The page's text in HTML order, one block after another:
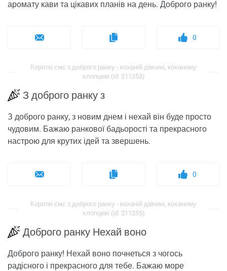
аромату кави та цікавих планів на день. Доброго ранку!
0
Короткі смс з доброго ранку - коханій дівчині, коханому
хлопцеві (id: 211253)
З доброго ранку з
З доброго ранку, з новим днем ​​і нехай він буде просто
чудовим. Бажаю ранкової бадьорості та прекрасного
настрою для крутих ідей та звершень.
0
Короткі смс з доброго ранку - коханій дівчині, коханому
хлопцеві (id: 211255)
Доброго ранку Нехай воно
Доброго ранку! Нехай воно почнеться з чогось
радісного і прекрасного для тебе. Бажаю море